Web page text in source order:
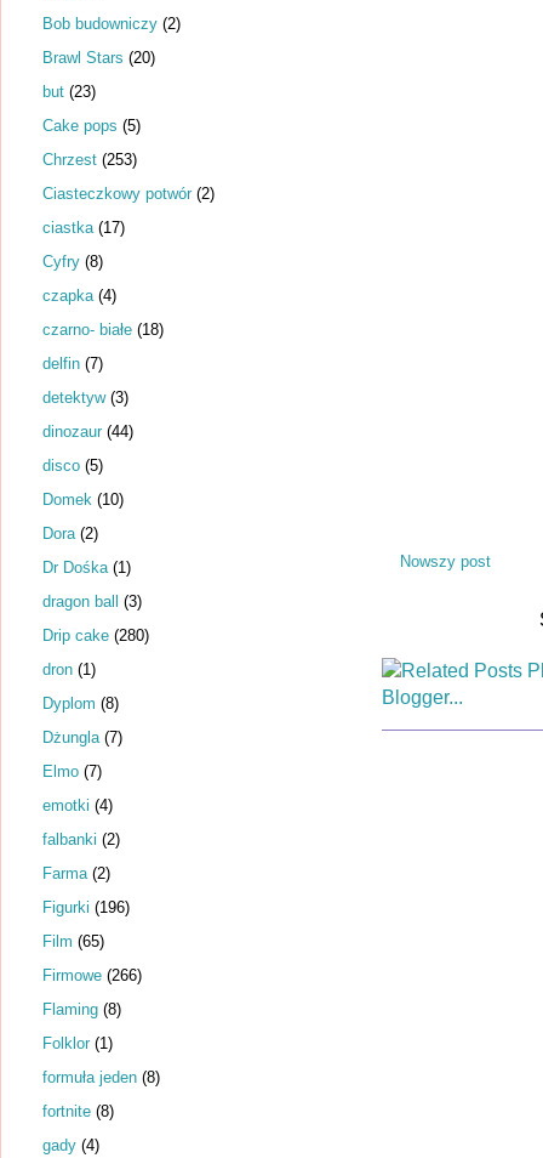
Nowszy post
Bob budowniczy (2)
Brawl Stars (20)
but (23)
Cake pops (5)
Chrzest (253)
Ciasteczkowy potwór (2)
ciastka (17)
Cyfry (8)
czapka (4)
czarno- białe (18)
delfin (7)
detektyw (3)
dinozaur (44)
disco (5)
Domek (10)
Dora (2)
Dr Dośka (1)
dragon ball (3)
Drip cake (280)
dron (1)
Dyplom (8)
Dżungla (7)
Elmo (7)
emotki (4)
falbanki (2)
Farma (2)
Figurki (196)
Film (65)
Firmowe (266)
Flaming (8)
Folklor (1)
formuła jeden (8)
fortnite (8)
gady (4)